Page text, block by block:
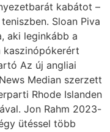
kabátot –
Sloan Piva
aki leginkább a
Az új angliai
Median szerzett
Rhode Islanden
Jon Rahm 2023-
ütéssel több